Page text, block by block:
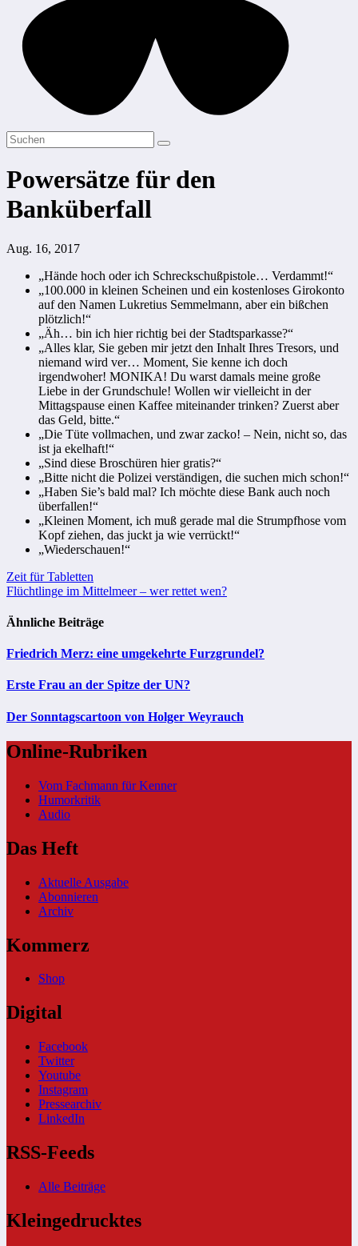
Powersätze für den
Banküberfall
Aug. 16, 2017
„Hände hoch oder ich Schreckschußpistole… Verdammt!“
„100.000 in kleinen Scheinen und ein kostenloses Girokonto
auf den Namen Lukretius Semmelmann, aber ein bißchen
plötzlich!“
„Äh… bin ich hier richtig bei der Stadtsparkasse?“
„Alles klar, Sie geben mir jetzt den Inhalt Ihres Tresors, und
niemand wird ver… Moment, Sie kenne ich doch
irgendwoher! MONIKA! Du warst damals meine große
Liebe in der Grundschule! Wollen wir vielleicht in der
Mittagspause einen Kaffee miteinander trinken? Zuerst aber
das Geld, bitte.“
„Die Tüte vollmachen, und zwar zacko! – Nein, nicht so, das
ist ja ekelhaft!“
„Sind diese Broschüren hier gratis?“
„Bitte nicht die Polizei verständigen, die suchen mich schon!“
„Haben Sie’s bald mal? Ich möchte diese Bank auch noch
überfallen!“
„Kleinen Moment, ich muß gerade mal die Strumpfhose vom
Kopf ziehen, das juckt ja wie verrückt!“
„Wiederschauen!“
Beitragsnavigation
Zeit für Tabletten
Flüchtlinge im Mittelmeer – wer rettet wen?
Ähnliche Beiträge
Friedrich Merz: eine umgekehrte Furzgrundel?
Erste Frau an der Spitze der UN?
Der Sonntagscartoon von Holger Weyrauch
Online-Rubriken
Vom Fachmann für Kenner
Humorkritik
Audio
Das Heft
Aktuelle Ausgabe
Abonnieren
Archiv
Kommerz
Shop
Digital
Facebook
Twitter
Youtube
Instagram
Pressearchiv
LinkedIn
RSS-Feeds
Alle Beiträge
Kleingedrucktes